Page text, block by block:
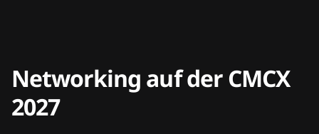
Networking auf der CMCX
2027